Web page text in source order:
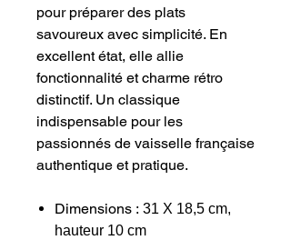
pour préparer des plats
savoureux avec simplicité. En
excellent état, elle allie
fonctionnalité et charme rétro
distinctif. Un classique
indispensable pour les
passionnés de vaisselle française
authentique et pratique.
Dimensions : 31 X 18,5 cm,
hauteur 10 cm